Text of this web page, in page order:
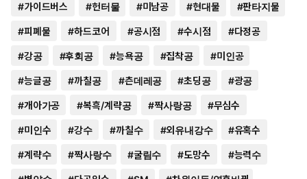
#가이드버스 #헌터물 #미남공 #현대물 #판타지물
#피폐물 #하드코어 #공시점 #수시점 #다정공
#강공 #후회공 #능욕공 #집착공 #미인공
#능글공 #까칠공 #츤데레공 #초딩공 #광공
#개아가공 #복흑/계략공 #짝사랑공 #무심수
#미인수 #강수 #까칠수 #외유내강수 #유혹수
#계략수 #짝사랑수 #굴림수 #도망수 #능력수